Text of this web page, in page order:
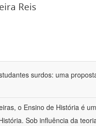
Reis
surdos: uma
o Ensino de História é
Sob influência da